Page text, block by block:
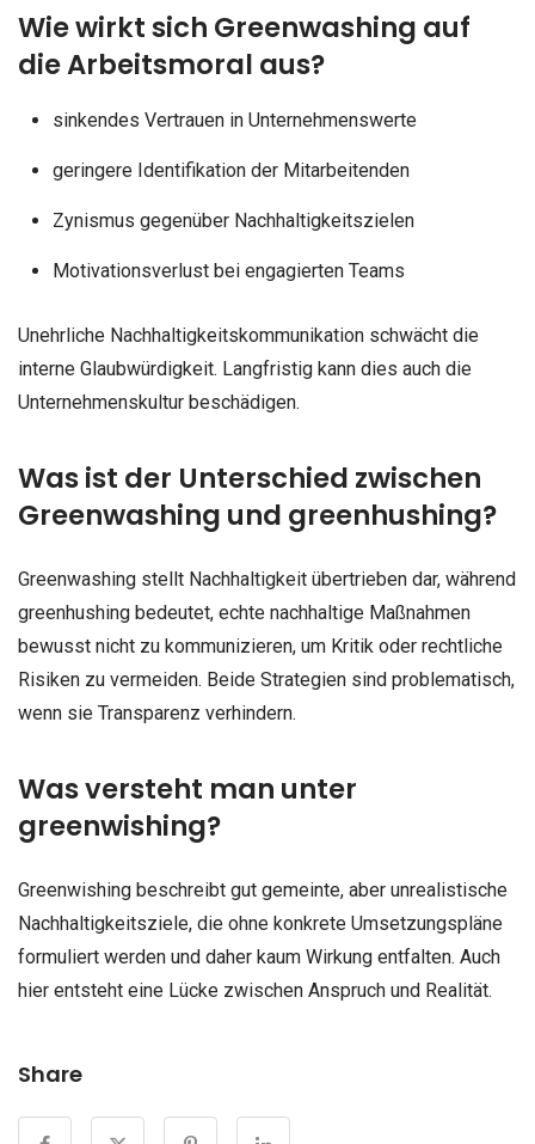
Wie wirkt sich Greenwashing auf
die Arbeitsmoral aus?
sinkendes Vertrauen in Unternehmenswerte
geringere Identifikation der Mitarbeitenden
Zynismus gegenüber Nachhaltigkeitszielen
Motivationsverlust bei engagierten Teams
Unehrliche Nachhaltigkeitskommunikation schwächt die
interne Glaubwürdigkeit. Langfristig kann dies auch die
Unternehmenskultur beschädigen.
Was ist der Unterschied zwischen
Greenwashing und greenhushing?
Greenwashing stellt Nachhaltigkeit übertrieben dar, während
greenhushing bedeutet, echte nachhaltige Maßnahmen
bewusst nicht zu kommunizieren, um Kritik oder rechtliche
Risiken zu vermeiden. Beide Strategien sind problematisch,
wenn sie Transparenz verhindern.
Was versteht man unter
greenwishing?
Greenwishing beschreibt gut gemeinte, aber unrealistische
Nachhaltigkeitsziele, die ohne konkrete Umsetzungspläne
formuliert werden und daher kaum Wirkung entfalten. Auch
hier entsteht eine Lücke zwischen Anspruch und Realität.
Share